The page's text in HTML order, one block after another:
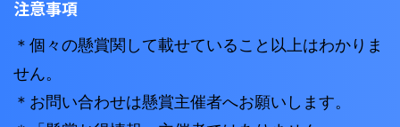
注意事項
＊個々の懸賞関して載せていること以上はわかりま
せん。
＊お問い合わせは懸賞主催者へお願いします。